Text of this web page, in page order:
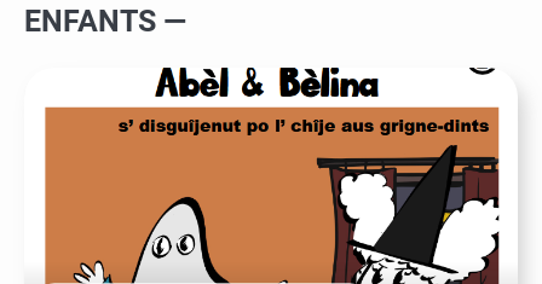
ENFANTS —